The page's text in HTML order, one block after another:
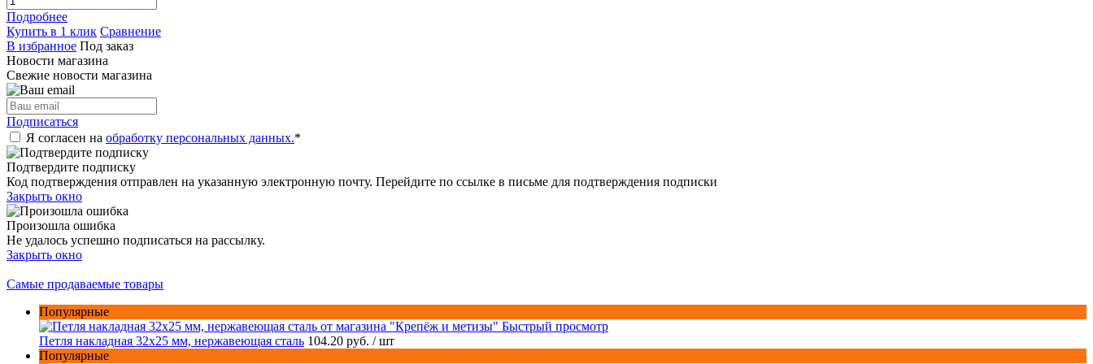
Подробнее
Купить в 1 клик Сравнение
В избранное Под заказ
Новости магазина
Свежие новости магазина
Подписаться
Я согласен на обработку персональных данных.*
Подтвердите подписку
Код подтверждения отправлен на указанную электронную почту. Перейдите по ссылке в письме для подтверждения подписки
Закрыть окно
Произошла ошибка
Не удалось успешно подписаться на рассылку.
Закрыть окно
Самые продаваемые товары
Популярные
Быстрый просмотр
Петля накладная 32х25 мм, нержавеющая сталь 104.20 руб. / шт
Популярные